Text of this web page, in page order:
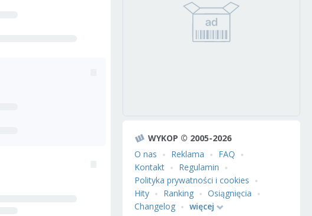
WYKOP © 2005-2026
O nas
Reklama
FAQ
Kontakt
Regulamin
Polityka prywatności i cookies
Hity
Ranking
Osiągnięcia
Changelog
więcej